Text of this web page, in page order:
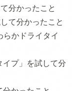
分かったこと
て分かったこと
かドライタイ
プ」を試して分